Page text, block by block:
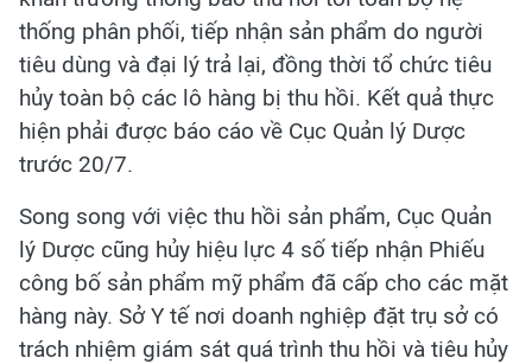
thống phân phối, tiếp nhận sản phẩm do người
tiêu dùng và đại lý trả lại, đồng thời tổ chức tiêu
hủy toàn bộ các lô hàng bị thu hồi. Kết quả thực
hiện phải được báo cáo về Cục Quản lý Dược
trước 20/7.
Song song với việc thu hồi sản phẩm, Cục Quản
lý Dược cũng hủy hiệu lực 4 số tiếp nhận Phiếu
công bố sản phẩm mỹ phẩm đã cấp cho các mặt
hàng này. Sở Y tế nơi doanh nghiệp đặt trụ sở có
trách nhiệm giám sát quá trình thu hồi và tiêu hủy